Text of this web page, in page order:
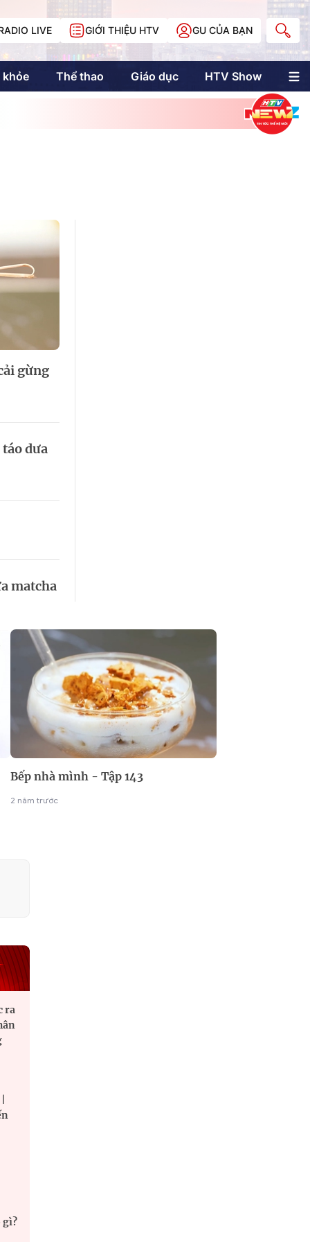
LIVE GIỚI THIỆU HTV GU CỦA BẠN
khỏe Thể thao Giáo dục HTV Show
Thể thao
đua xe đạp
Truyền hình
Multimedia
Multiform
gừng
dưa
matcha
Bếp nhà mình - Tập 143
2 năm trước
ra
gì?